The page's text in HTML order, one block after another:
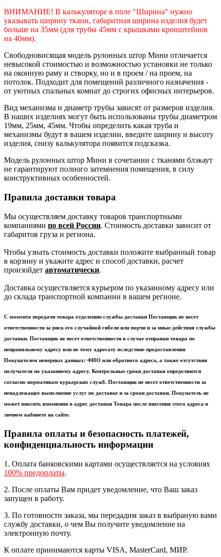
ВНИМАНИЕ! В калькуляторе в поле "Ширина" нужно
указывать ширину ткани, габаритная ширина изделия будет
больше на 35мм (для трубы 45мм с крышками кронштейнов
на 40мм).
Свободновисящая модель рулонных штор Мини отличается
невысокой стоимостью и возможностью установки не только
на оконную раму и створку, но и в проем / на проем, на
потолок. Подходит для помещений различного назначения -
от уютных спальных комнат до строгих офисных интерьеров.
Вид механизма и диаметр трубы зависят от размеров изделия.
В наших изделиях могут быть использованы трубы диаметром
19мм, 25мм, 45мм. Чтобы определить какая труба и
механизмы будут в вашем изделии, введите ширину и высоту
изделия, снизу калькулятора появится подсказка.
Модель рулонных штор Мини в сочетании с тканями блэкаут
не гарантируют полного затемнения помещения, в силу
конструктивных особенностей.
Правила доставки товара
Мы осуществляем доставку товаров транспортными
компаниями по всей России. Стоимость доставки зависит от
габаритов груза и региона.
Чтобы узнать стоимость доставки положите выбранный товар
в корзину и укажите адрес и способ доставки, расчет
произойдет автоматически.
Доставка осуществляется курьером по указанному адресу или
до склада транспортной компании в вашем регионе.
С момента передачи товара отделению службы доставки Поставщик не несет
ответственности за риск его случайной гибели или порчи и за иные действия службы
доставки. Поставщик не несет ответственности в случае отправки товара по
неправильному адресу или не тому адресату вследствие предоставления
Покупателем неверных данных: ФИО или обратного адреса, а также отсутствия
получателя по указанному адресу. Контрольные сроки доставки определяются
согласно нормативам курьерских служб. Поставщик не несет ответственности за
ненадлежащее выполнение услуг по доставке и за сроки доставки. Покупатель не
может вносить изменения в адрес доставки Товара после внесения этого адреса в
личном кабинете на сайте.
Правила оплаты и безопасность платежей,
конфиденциальность информации
1. Оплата банковскими картами осуществляется на условиях
100% предоплаты.
2. После оплаты Вам придет уведомление, что Ваш заказ
запущен в работу.
3. По готовности заказа, мы передадим заказ в выбраную вами
службу доставки, о чем Вы получите уведомление на
электронную почту.
К оплате принимаются карты VISA, MasterCard, МИР.